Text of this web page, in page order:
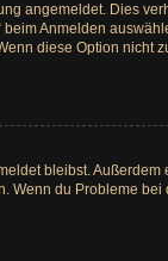
angemeldet. Dies
Anmelden
diese Option nicht
bleibst.
Wenn du Probleme